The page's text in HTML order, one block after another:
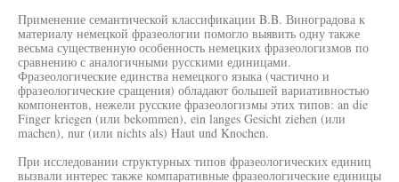
Применение семантической классификации B.B. Виноградова к
материалу немецкой фразеологии помогло выявить одну также
весьма существенную особенность немецких фразеологизмов по
сравнению с аналогичными русскими единицами.
Фразеологические единства немецкого языка (частично и
фразеологические сращения) обладают большей вариативностью
компонентов, нежели русские фразеологизмы этих типов: an die
Finger kriegen (или bekommen), ein langes Gesicht ziehen (или
machen), nur (или nichts als) Haut und Knochen.
При исследовании структурных типов фразеологических единиц
вызвали интерес также компаративные фразеологические единицы